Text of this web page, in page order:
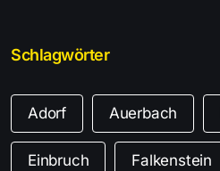
Schlagwörter
Adorf Auerbach
Einbruch Falkenstein